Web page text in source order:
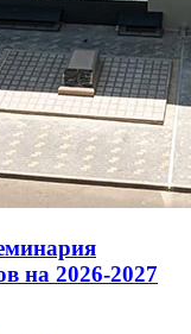
на 2026-2027